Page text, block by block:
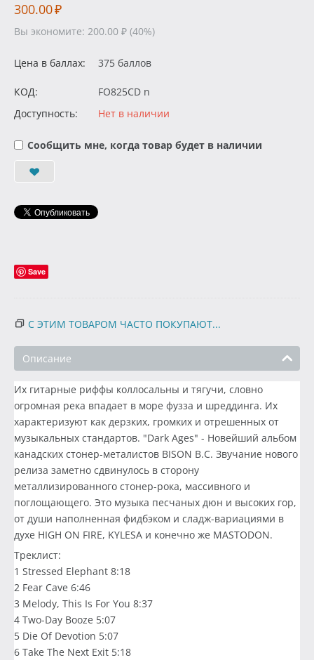
300.00₽
Вы экономите: 200.00 ₽ (40%)
Цена в баллах: 375 баллов
КОД:
FO825CD n
Доступность:
Нет в наличии
Сообщить мне, когда товар будет в наличии
Save
С ЭТИМ ТОВАРОМ ЧАСТО ПОКУПАЮТ...
Описание
Их гитарные риффы коллосальны и тягучи, словно
огромная река впадает в море фузза и шреддинга. Их
характеризуют как дерзких, громких и отрешенных от
музыкальных стандартов. "Dark Ages" - Новейший альбом
канадских стонер-металистов BISON B.C. Звучание нового
релиза заметно сдвинулось в сторону
металлизированного стонер-рока, массивного и
поглощающего. Это музыка песчаных дюн и высоких гор,
от души наполненная фидбэком и сладж-вариациями в
духе HIGH ON FIRE, KYLESA и конечно же MASTODON.
Треклист:
1 Stressed Elephant 8:18
2 Fear Cave 6:46
3 Melody, This Is For You 8:37
4 Two-Day Booze 5:07
5 Die Of Devotion 5:07
6 Take The Next Exit 5:18